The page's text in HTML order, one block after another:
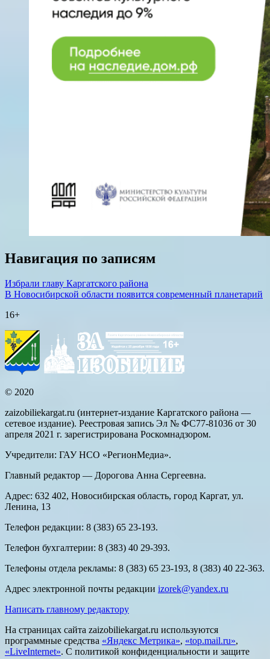
Навигация по записям
Избрали главу Каргатского района
В Новосибирской области появится современный планетарий
16+
© 2020
zaizobiliekargat.ru (интернет-издание Каргатского района —
сетевое издание). Реестровая запись Эл № ФС77-81036 от 30
апреля 2021 г. зарегистрирована Роскомнадзором.
Учредители: ГАУ НСО «РегионМедиа».
Главный редактор — Дорогова Анна Сергеевна.
Адрес: 632 402, Новосибирская область, город Каргат, ул.
Ленина, 13
Телефон редакции: 8 (383) 65 23-193.
Телефон бухгалтерии: 8 (383) 40 29-393.
Телефоны отдела рекламы: 8 (383) 65 23-193, 8 (383) 40 22-363.
Адрес электронной почты редакции izorek@yandex.ru
Написать главному редактору
На страницах сайта zaizobiliekargat.ru используются
программные средства «Яндекс Метрика», «top.mail.ru»,
«LiveInternet». С политикой конфиденциальности и защите